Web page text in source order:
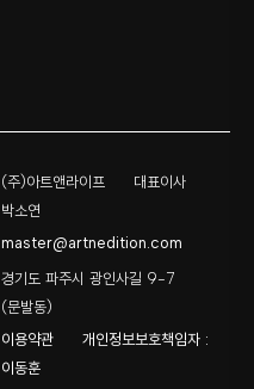
(주)아트앤라이프
대표이사
박소연
master@artnedition.com
경기도 파주시 광인사길 9-7
(문발동)
이용약관
개인정보보호책임자 :
이동훈